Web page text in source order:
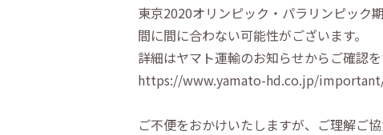
東京2020オリンピック・パラリンピック
間に間に合わない可能性がございます。
詳細はヤマト運輸のお知らせからご確認を
https://www.yamato-hd.co.jp/
ご不便をおかけいたしますが、ご理解ご